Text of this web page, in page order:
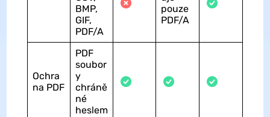
BMP,
GIF,
PDF/A
pouze
PDF/A
Ochra
na PDF
PDF
soubor
y
chráně
né
heslem